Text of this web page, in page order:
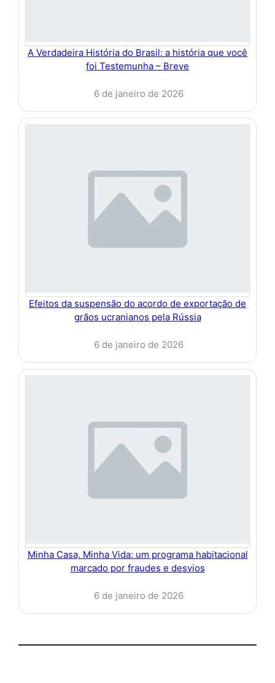
A Verdadeira História do Brasil: a história que você
foi Testemunha – Breve
6 de janeiro de 2026
Efeitos da suspensão do acordo de exportação de
grãos ucranianos pela Rússia
6 de janeiro de 2026
Minha Casa, Minha Vida: um programa habitacional
marcado por fraudes e desvios
6 de janeiro de 2026